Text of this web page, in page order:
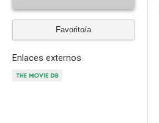
Favorito/a
Enlaces externos